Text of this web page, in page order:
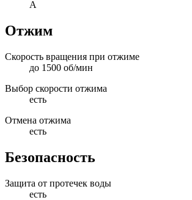
A
Отжим
Скорость вращения при отжиме
до 1500 об/мин
Выбор скорости отжима
есть
Отмена отжима
есть
Безопасность
Защита от протечек воды
есть